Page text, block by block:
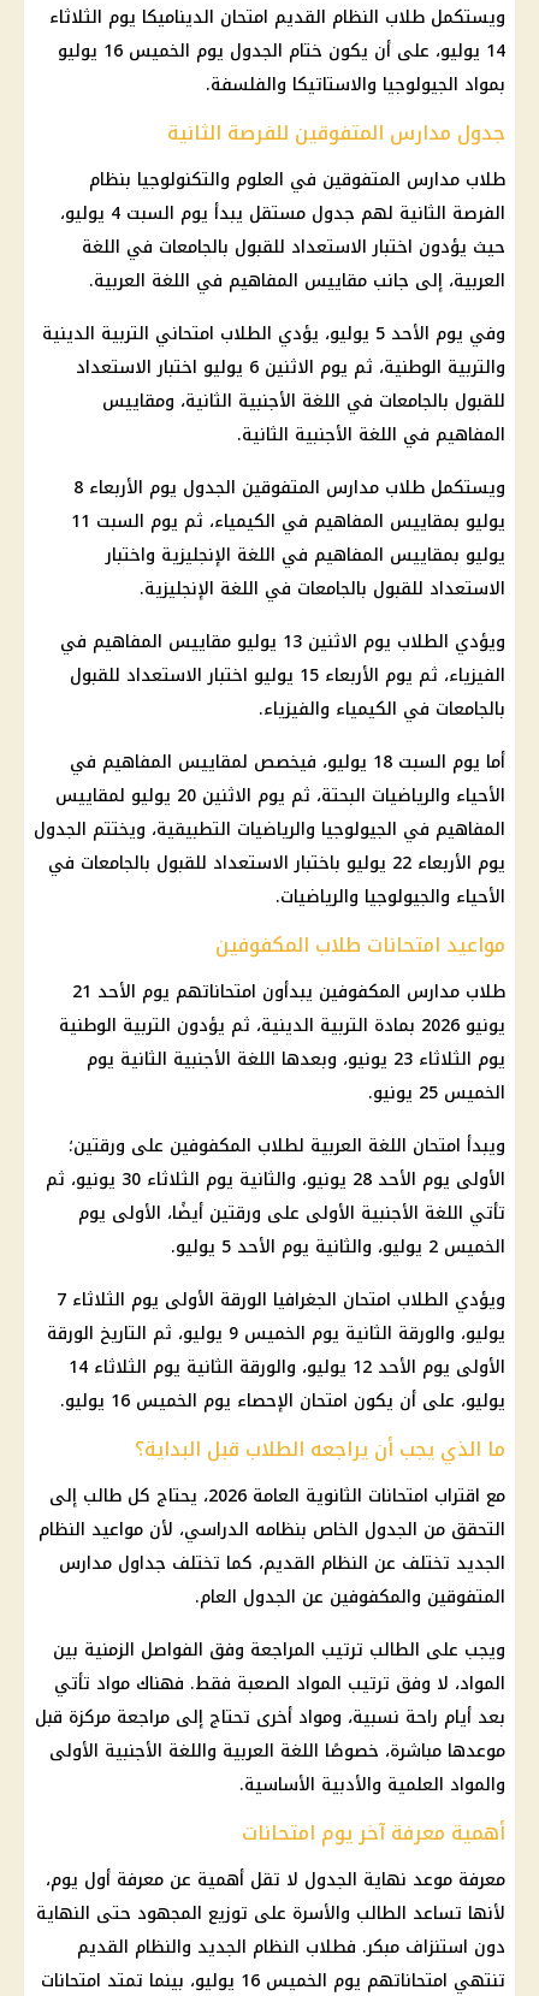
ويستكمل طلاب النظام القديم امتحان الديناميكا يوم الثلاثاء
14 يوليو، على أن يكون ختام الجدول يوم الخميس 16 يوليو
بمواد الجيولوجيا والاستاتيكا والفلسفة.
جدول مدارس المتفوقين للفرصة الثانية
طلاب مدارس المتفوقين في العلوم والتكنولوجيا بنظام
الفرصة الثانية لهم جدول مستقل يبدأ يوم السبت 4 يوليو،
حيث يؤدون اختبار الاستعداد للقبول بالجامعات في اللغة
العربية، إلى جانب مقاييس المفاهيم في اللغة العربية.
وفي يوم الأحد 5 يوليو، يؤدي الطلاب امتحاني التربية الدينية
والتربية الوطنية، ثم يوم الاثنين 6 يوليو اختبار الاستعداد
للقبول بالجامعات في اللغة الأجنبية الثانية، ومقاييس
المفاهيم في اللغة الأجنبية الثانية.
ويستكمل طلاب مدارس المتفوقين الجدول يوم الأربعاء 8
يوليو بمقاييس المفاهيم في الكيمياء، ثم يوم السبت 11
يوليو بمقاييس المفاهيم في اللغة الإنجليزية واختبار
الاستعداد للقبول بالجامعات في اللغة الإنجليزية.
ويؤدي الطلاب يوم الاثنين 13 يوليو مقاييس المفاهيم في
الفيزياء، ثم يوم الأربعاء 15 يوليو اختبار الاستعداد للقبول
بالجامعات في الكيمياء والفيزياء.
أما يوم السبت 18 يوليو، فيخصص لمقاييس المفاهيم في
الأحياء والرياضيات البحتة، ثم يوم الاثنين 20 يوليو لمقاييس
المفاهيم في الجيولوجيا والرياضيات التطبيقية، ويختتم الجدول
يوم الأربعاء 22 يوليو باختبار الاستعداد للقبول بالجامعات في
الأحياء والجيولوجيا والرياضيات.
مواعيد امتحانات طلاب المكفوفين
طلاب مدارس المكفوفين يبدأون امتحاناتهم يوم الأحد 21
يونيو 2026 بمادة التربية الدينية، ثم يؤدون التربية الوطنية
يوم الثلاثاء 23 يونيو، وبعدها اللغة الأجنبية الثانية يوم
الخميس 25 يونيو.
ويبدأ امتحان اللغة العربية لطلاب المكفوفين على ورقتين؛
الأولى يوم الأحد 28 يونيو، والثانية يوم الثلاثاء 30 يونيو، ثم
تأتي اللغة الأجنبية الأولى على ورقتين أيضًا، الأولى يوم
الخميس 2 يوليو، والثانية يوم الأحد 5 يوليو.
ويؤدي الطلاب امتحان الجغرافيا الورقة الأولى يوم الثلاثاء 7
يوليو، والورقة الثانية يوم الخميس 9 يوليو، ثم التاريخ الورقة
الأولى يوم الأحد 12 يوليو، والورقة الثانية يوم الثلاثاء 14
يوليو، على أن يكون امتحان الإحصاء يوم الخميس 16 يوليو.
ما الذي يجب أن يراجعه الطلاب قبل البداية؟
مع اقتراب امتحانات الثانوية العامة 2026
، يحتاج كل طالب إلى
التحقق من الجدول الخاص بنظامه الدراسي، لأن مواعيد النظام
الجديد تختلف عن النظام القديم، كما تختلف جداول مدارس
المتفوقين والمكفوفين عن الجدول العام.
ويجب على الطالب ترتيب المراجعة وفق الفواصل الزمنية بين
المواد، لا وفق ترتيب المواد الصعبة فقط. فهناك مواد تأتي
بعد أيام راحة نسبية، ومواد أخرى تحتاج إلى مراجعة مركزة قبل
موعدها مباشرة، خصوصًا اللغة العربية واللغة الأجنبية الأولى
والمواد العلمية والأدبية الأساسية.
أهمية معرفة آخر يوم امتحانات
معرفة موعد نهاية الجدول لا تقل أهمية عن معرفة أول يوم،
لأنها تساعد الطالب والأسرة على توزيع المجهود حتى النهاية
دون استنزاف مبكر. فطلاب النظام الجديد والنظام القديم
تنتهي امتحاناتهم يوم الخميس 16 يوليو، بينما تمتد امتحانات